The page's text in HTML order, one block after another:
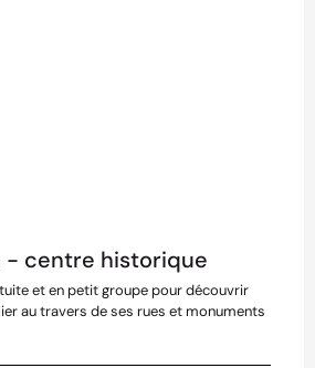
- centre historique
et en petit groupe pour découvrir
au travers de ses rues et monuments